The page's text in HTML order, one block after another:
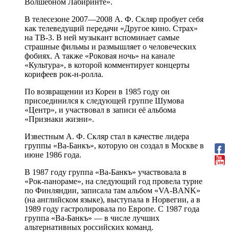
В телесезоне 2007—2008 А. Ф. Скляр пробует себя
как телеведущий передачи «Другое кино. Страх»
на ТВ-3. В ней музыкант вспоминает самые
страшные фильмы и размышляет о человеческих
фобиях. А также «Роковая ночь» на канале
«Культура», в которой комментирует концерты
корифеев рок-н-ролла.
По возвращении из Кореи в 1985 году он
присоединился к следующей группе Шумова
«Центр», и участвовал в записи её альбома
«Признаки жизни».
Известным А. Ф. Скляр стал в качестве лидера
группы «Ва-Банкъ», которую он создал в Москве в
июне 1986 года.
В 1987 году группа «Ва-Банкъ» участвовала в
«Рок-панораме», на следующий год провела турне
по Финляндии, записала там альбом «VA-BANK»
(на английском языке), выступала в Норвегии, а в
1989 году гастролировала по Европе. С 1987 года
группа «Ва-Банкъ» — в числе лучших
альтернативных российских команд.